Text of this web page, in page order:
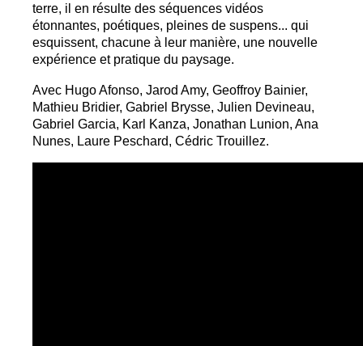
terre, il en résulte des séquences vidéos
étonnantes, poétiques, pleines de suspens... qui
esquissent, chacune à leur manière, une nouvelle
expérience et pratique du paysage.
Avec Hugo Afonso, Jarod Amy, Geoffroy Bainier,
Mathieu Bridier, Gabriel Brysse, Julien Devineau,
Gabriel Garcia, Karl Kanza, Jonathan Lunion, Ana
Nunes, Laure Peschard, Cédric Trouillez.